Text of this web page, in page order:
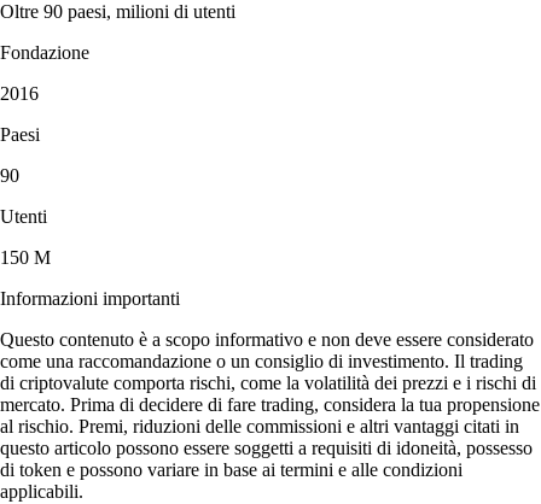
Oltre 90 paesi, milioni di utenti
Fondazione
2016
Paesi
90
Utenti
150 M
Informazioni importanti
Questo contenuto è a scopo informativo e non deve essere considerato
come una raccomandazione o un consiglio di investimento. Il trading
di criptovalute comporta rischi, come la volatilità dei prezzi e i rischi di
mercato. Prima di decidere di fare trading, considera la tua propensione
al rischio. Premi, riduzioni delle commissioni e altri vantaggi citati in
questo articolo possono essere soggetti a requisiti di idoneità, possesso
di token e possono variare in base ai termini e alle condizioni
applicabili.